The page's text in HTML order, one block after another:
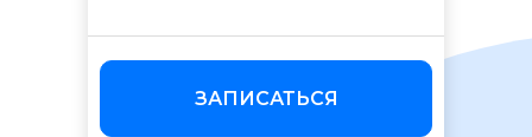
ЗАПИСАТЬСЯ